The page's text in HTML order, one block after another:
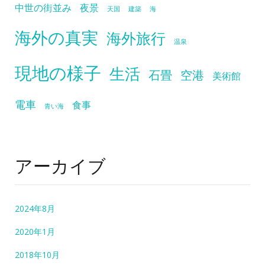
中世の街並み
夜景 天国 建築 海
海外の真実 海外旅行 温泉
現地の様子 生活 石畳 空港 美術館
電車 青い海 食事
アーカイブ
2024年8月
2020年1月
2018年10月